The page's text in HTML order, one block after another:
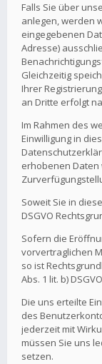
Falls Sie über
anlegen, werden
eingegebenen
Adresse)
Gleichzeitig
Ihrer
an Dritte erfolgt
Im Rahmen des
Einwilligung in
erhobenen
Soweit Sie in
DSGVO
Sofern die
vorvertraglichen
so ist
Abs. 1 lit. b)
Die uns erteilte
des
jederzeit mit
müssen Sie uns
setzen.